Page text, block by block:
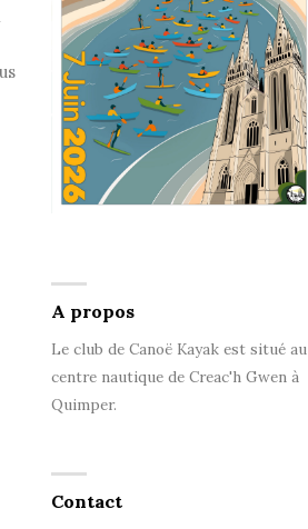
A propos
Le club de Canoë Kayak est situé au
centre nautique de Creac'h Gwen à
Quimper.
Contact